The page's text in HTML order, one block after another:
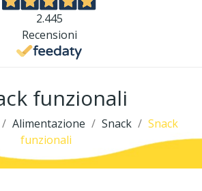
2.445
Recensioni
funzionali
Alimentazione Snack
Snack
funzionali